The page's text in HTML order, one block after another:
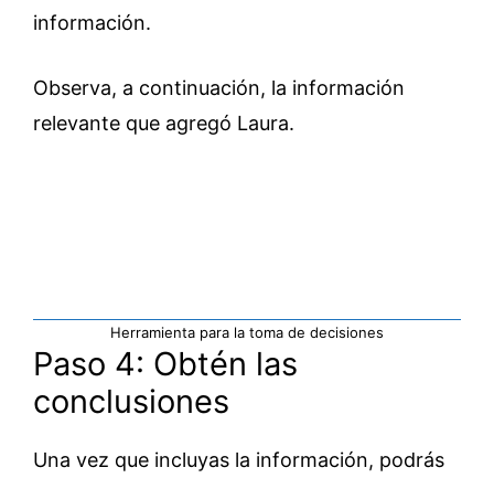
información.
Observa, a continuación, la información
relevante que agregó Laura.
Herramienta para la toma de decisiones
Paso 4: Obtén las
conclusiones
Una vez que incluyas la información, podrás